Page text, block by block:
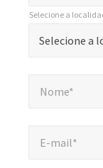
"
indica
Selecione a
Selecione a
Nome*
E-mail*